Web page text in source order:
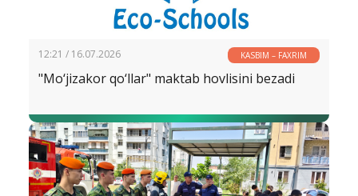
12:21 / 16.07.2026 KASBIM – FAXRIM
"Mo‘jizakor qo‘llar" maktab hovlisini bezadi